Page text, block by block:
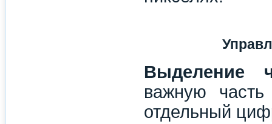
Выделение
важную
отдельный